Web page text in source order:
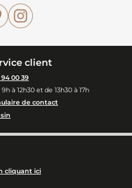
Pinterest
client
00 39
à 12h30 et de 13h30 à 17h
de contact
cliquant ici